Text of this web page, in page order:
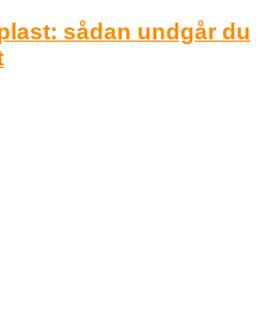
sådan undgår du